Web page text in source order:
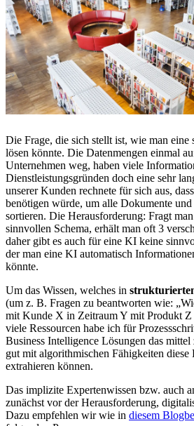
Die Frage, die sich stellt ist, wie man eine
lösen könnte. Die Datenmengen einmal
Unternehmen weg, haben viele
Dienstleistungsgründen doch eine sehr
unserer Kunden rechnete für sich aus,
benötigen würde, um alle Dokumente
sortieren. Die Herausforderung: Fragt
sinnvollen Schema, erhält man oft 3
daher gibt es auch für eine KI keine
der man eine KI automatisch
könnte.
Um das Wissen, welches in
(um z. B. Fragen zu beantworten wie:
mit Kunde X in Zeitraum Y mit Produkt Z
viele Ressourcen habe ich für
Business Intelligence Lösungen das mittel
gut mit algorithmischen Fähigkeiten diese
extrahieren können.
Das implizite Expertenwissen bzw. auch
zunächst vor der Herausforderung,
Dazu empfehlen wir wie in diesem